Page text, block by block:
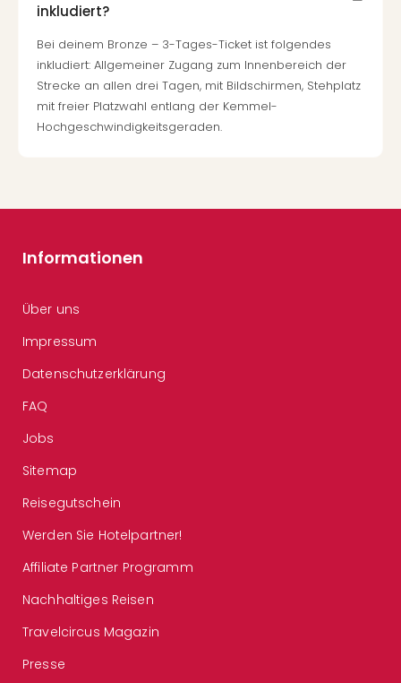
inkludiert?
Bei deinem Bronze – 3-Tages-Ticket ist folgendes
inkludiert: Allgemeiner Zugang zum Innenbereich der
Strecke an allen drei Tagen, mit Bildschirmen, Stehplatz
mit freier Platzwahl entlang der Kemmel-
Hochgeschwindigkeitsgeraden.
Informationen
Über uns
Impressum
Datenschutzerklärung
FAQ
Jobs
Sitemap
Reisegutschein
Werden Sie Hotelpartner!
Affiliate Partner Programm
Nachhaltiges Reisen
Travelcircus Magazin
Presse